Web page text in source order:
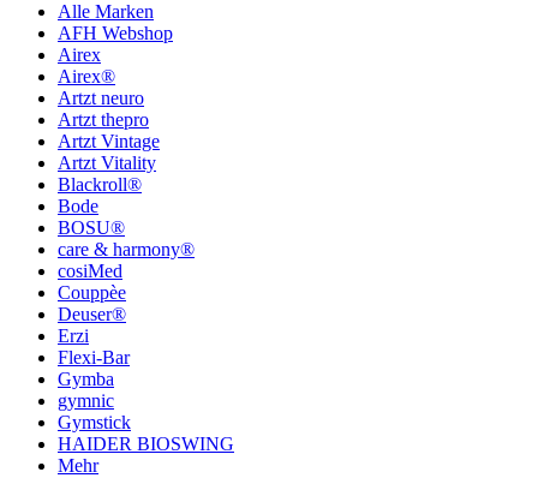
Alle Marken
AFH Webshop
Airex
Airex®
Artzt neuro
Artzt thepro
Artzt Vintage
Artzt Vitality
Blackroll®
Bode
BOSU®
care & harmony®
cosiMed
Couppèe
Deuser®
Erzi
Flexi-Bar
Gymba
gymnic
Gymstick
HAIDER BIOSWING
Mehr